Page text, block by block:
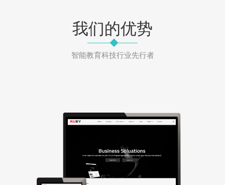
我们的优势
智能教育科技行业先行者